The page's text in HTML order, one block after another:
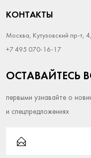
КОНТАКТЫ
Москва, Кутузовский пр-т,
+7 495 070-16-17
ОСТАВАЙТЕСЬ
первыми узнавайте о
и спецпредложениях